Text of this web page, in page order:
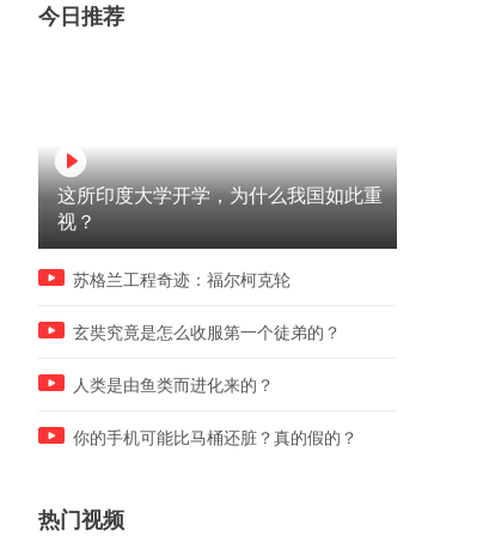
今日推荐
这所印度大学开学，为什么我国如此重
视？
苏格兰工程奇迹：福尔柯克轮
玄奘究竟是怎么收服第一个徒弟的？
人类是由鱼类而进化来的？
你的手机可能比马桶还脏？真的假的？
热门视频